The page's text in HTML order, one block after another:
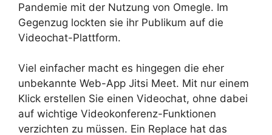
Pandemie mit der Nutzung von Omegle. Im
Gegenzug lockten sie ihr Publikum auf die
Videochat-Plattform.
Viel einfacher macht es hingegen die eher
unbekannte Web-App Jitsi Meet. Mit nur einem
Klick erstellen Sie einen Videochat, ohne dabei
auf wichtige Videokonferenz-Funktionen
verzichten zu müssen. Ein Replace hat das